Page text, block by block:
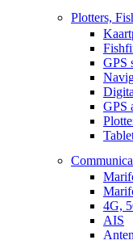
Plotters,
GPS
GPS
4G,
AIS